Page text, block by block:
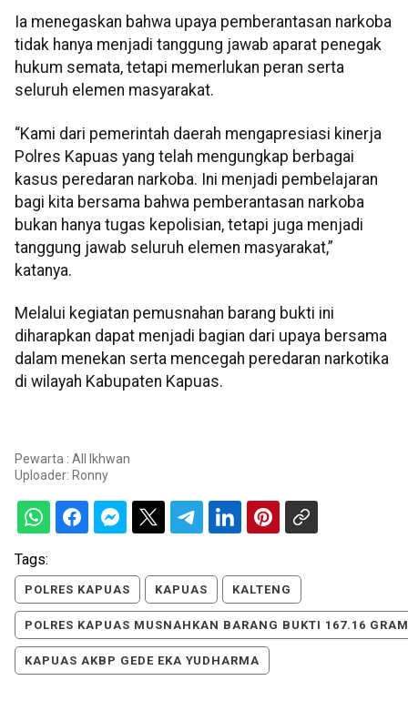
Ia menegaskan bahwa upaya pemberantasan narkoba
tidak hanya menjadi tanggung jawab aparat penegak
hukum semata, tetapi memerlukan peran serta
seluruh elemen masyarakat.
“Kami dari pemerintah daerah mengapresiasi kinerja
Polres Kapuas yang telah mengungkap berbagai
kasus peredaran narkoba. Ini menjadi pembelajaran
bagi kita bersama bahwa pemberantasan narkoba
bukan hanya tugas kepolisian, tetapi juga menjadi
tanggung jawab seluruh elemen masyarakat,”
katanya.
Melalui kegiatan pemusnahan barang bukti ini
diharapkan dapat menjadi bagian dari upaya bersama
dalam menekan serta mencegah peredaran narkotika
di wilayah Kabupaten Kapuas.
Pewarta : All Ikhwan
Uploader: Ronny
Tags:
POLRES KAPUAS KAPUAS KALTENG
POLRES KAPUAS MUSNAHKAN BARANG BUKTI 167.16
KAPUAS AKBP GEDE EKA YUDHARMA